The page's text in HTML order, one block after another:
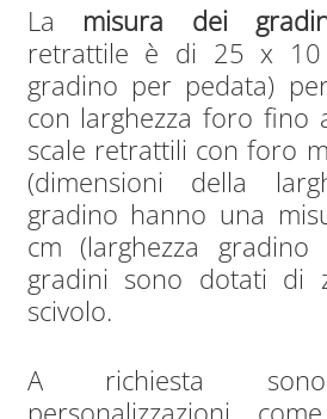
La misura dei
retrattile è di 25 x 10
gradino per pedata)
con larghezza foro fino
scale retrattili con foro
(dimensioni della
gradino hanno una
cm (larghezza
gradini sono dotati di
scivolo.
A richiesta